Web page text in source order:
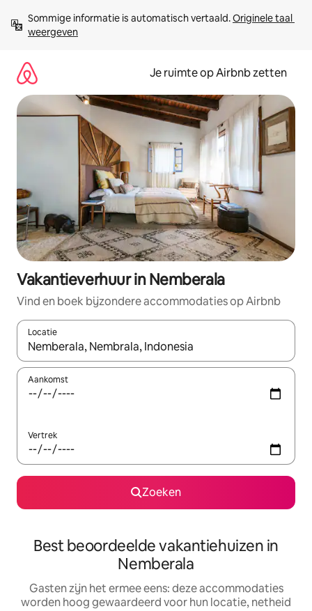
direct
naar
Sommige informatie is automatisch vertaald. Originele taal
weergeven
Je ruimte op Airbnb zetten
Vakantieverhuur in Nemberala
Vind en boek bijzondere accommodaties op Airbnb
Locatie
Wanneer er suggesties beschikbaar zijn, maak je een keuze
Aankomst
Vertrek
Zoeken
Best beoordeelde vakantiehuizen in
Nemberala
Gasten zijn het ermee eens: deze accommodaties
worden hoog gewaardeerd voor hun locatie, netheid